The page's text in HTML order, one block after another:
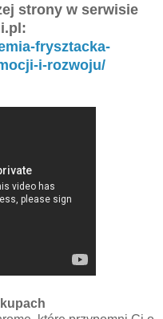
strony w serwisie
frysztacka-
i-rozwoju/